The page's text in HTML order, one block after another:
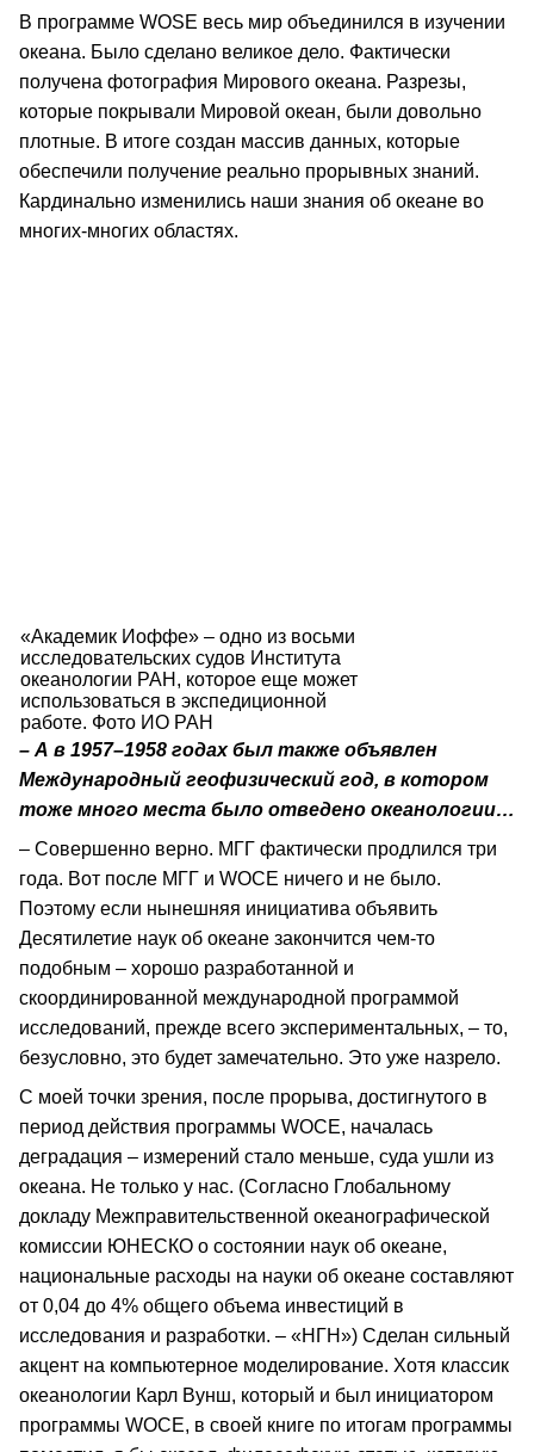
В программе WOSE весь мир объединился в изучении
океана. Было сделано великое дело. Фактически
получена фотография Мирового океана. Разрезы,
которые покрывали Мировой океан, были довольно
плотные. В итоге создан массив данных, которые
обеспечили получение реально прорывных знаний.
Кардинально изменились наши знания об океане во
многих-многих областях.
«Академик Иоффе» – одно из восьми
исследовательских судов Института
океанологии РАН, которое еще может
использоваться в экспедиционной
работе. Фото ИО РАН
– А в 1957–1958 годах был также объявлен
Международный геофизический год, в котором
тоже много места было отведено океанологии…
– Совершенно верно. МГГ фактически продлился три
года. Вот после МГГ и WOCE ничего и не было.
Поэтому если нынешняя инициатива объявить
Десятилетие наук об океане закончится чем-то
подобным – хорошо разработанной и
скоординированной международной программой
исследований, прежде всего экспериментальных, – то,
безусловно, это будет замечательно. Это уже назрело.
С моей точки зрения, после прорыва, достигнутого в
период действия программы WOCE, началась
деградация – измерений стало меньше, суда ушли из
океана. Не только у нас. (Согласно Глобальному
докладу Межправительственной океанографической
комиссии ЮНЕСКО о состоянии наук об океане,
национальные расходы на науки об океане составляют
от 0,04 до 4% общего объема инвестиций в
исследования и разработки. – «НГН») Сделан сильный
акцент на компьютерное моделирование. Хотя классик
океанологии Карл Вунш, который и был инициатором
программы WOCE, в своей книге по итогам программы